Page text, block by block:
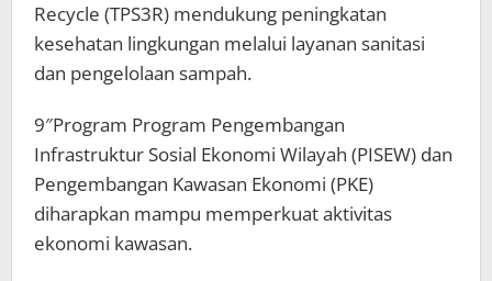
Recycle (TPS3R) mendukung peningkatan
kesehatan lingkungan melalui layanan sanitasi
dan pengelolaan sampah.
9″Program Program Pengembangan
Infrastruktur Sosial Ekonomi Wilayah (PISEW) dan
Pengembangan Kawasan Ekonomi (PKE)
diharapkan mampu memperkuat aktivitas
ekonomi kawasan.